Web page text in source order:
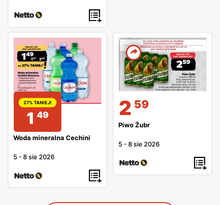
27% TANIEJ!
1 49
Woda mineralna Cechini
5 -8 sie 2026
2 59
Piwo Żubr
5 -8 sie 2026